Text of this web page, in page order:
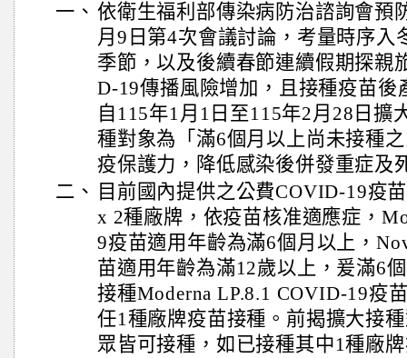
一、 依衛生福利部傳染病防治諮詢會預
月9日第4次會議討論，考量時序入
季節，以及後續春節連續假期探親
D-19傳播風險增加，且接種疫苗後
自115年1月1日至115年2月28日擴
種對象為「滿6個月以上尚未接種
疫保護力，降低感染後併發重症及
二、
目前國內提供之公費COVID-19疫
x 2種廠牌，依疫苗核准適應症，
9疫苗適用年齡為滿6個月以上，
苗適用年齡為滿12歲以上，爰滿6
接種Moderna LP.8.1 COVID-19疫
任1種廠牌疫苗接種。前揭擴大接
眾皆可接種，如已接種其中1種廠